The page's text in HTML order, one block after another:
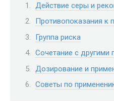
Действие серы и
Противопоказания к
Группа риска
Сочетание с другими
Дозирование и
Советы по